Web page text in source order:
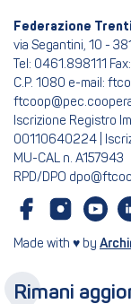
Federazione
via Segantini, 10 -
Tel: 0461.898111
C.P. 1080 e-mail:
Iscrizione Registro
00110640224 |
MU-CAL n. A157943
RPD/DPO
Made with ♥ by
Rimani